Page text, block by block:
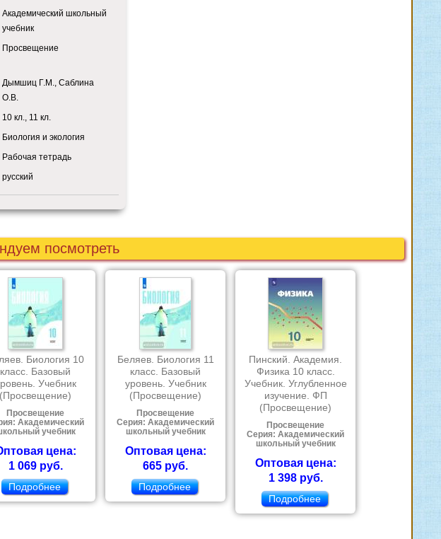
Академический школьный
учебник
Просвещение
Дымшиц Г.М., Саблина
О.В.
10 кл., 11 кл.
Биология и экология
Рабочая тетрадь
русский
посмотреть
Биология 10
класс. Базовый
Учебник
(Просвещение)
Просвещение
Академический
учебник
цена:
1 069 руб.
Подробнее
Беляев. Биология 11
класс. Базовый
уровень. Учебник
(Просвещение)
Просвещение
Серия: Академический
школьный учебник
Оптовая цена:
665 руб.
Подробнее
Пинский. Академия.
Физика 10 класс.
Учебник. Углубленное
изучение. ФП
(Просвещение)
Просвещение
Серия: Академический
школьный учебник
Оптовая цена:
1 398 руб.
Подробнее